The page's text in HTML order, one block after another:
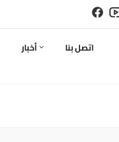
أخبار اتصل بنا